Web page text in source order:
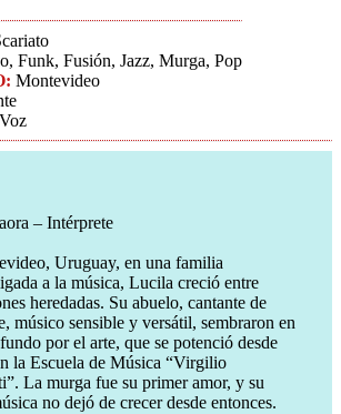
Funk, Fusión, Jazz​, Murga, Pop
Montevideo
Voz
– Intérprete
Uruguay, en una familia
a la música, Lucila creció entre
heredadas. Su abuelo, cantante de
músico sensible y versátil, sembraron en
por el arte, que se potenció desde
la Escuela de Música “Virgilio
La murga fue su primer amor, y su
no dejó de crecer desde entonces.